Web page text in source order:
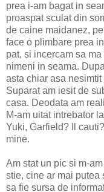
prea i-am bagat in
proaspat sculat din
de caine maidanez,
face o plimbare prea
pat, si incercam sa
nimeni in seama.
asta chiar asa
Suparat am iesit de
casa. Deodata am
M-am uitat intrebator
Yuki, Garfield? Il
mine.
Am stat un pic si m-
stie, cine ar mai putea
sa fie sursa de